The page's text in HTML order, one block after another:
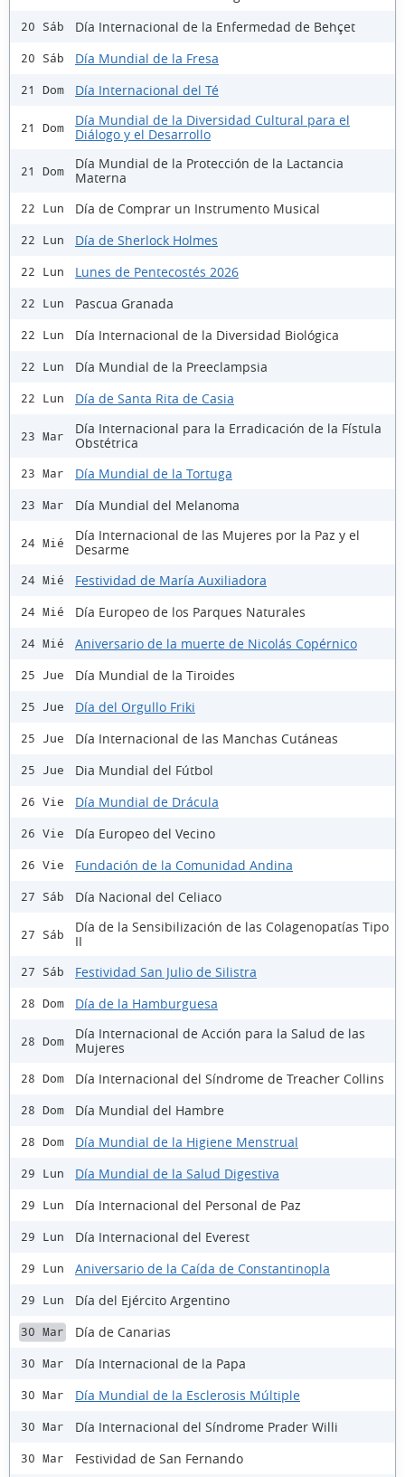
20 Sáb Día Internacional de la Enfermedad de Behçet
20 Sáb Día Mundial de la Fresa
21 Dom Día Internacional del Té
21 Dom
Día Mundial de la Diversidad Cultural para el
Diálogo y el Desarrollo
21 Dom
Día Mundial de la Protección de la Lactancia
Materna
22 Lun Día de Comprar un Instrumento Musical
22 Lun Día de Sherlock Holmes
22 Lun Lunes de Pentecostés 2026
22 Lun Pascua Granada
22 Lun Día Internacional de la Diversidad Biológica
22 Lun Día Mundial de la Preeclampsia
22 Lun Día de Santa Rita de Casia
23 Mar
Día Internacional para la Erradicación de la Fístula
Obstétrica
23 Mar Día Mundial de la Tortuga
23 Mar Día Mundial del Melanoma
24 Mié
Día Internacional de las Mujeres por la Paz y el
Desarme
24 Mié Festividad de María Auxiliadora
24 Mié Día Europeo de los Parques Naturales
24 Mié Aniversario de la muerte de Nicolás Copérnico
25 Jue Día Mundial de la Tiroides
25 Jue Día del Orgullo Friki
25 Jue Día Internacional de las Manchas Cutáneas
25 Jue Dia Mundial del Fútbol
26 Vie Día Mundial de Drácula
26 Vie Día Europeo del Vecino
26 Vie Fundación de la Comunidad Andina
27 Sáb Día Nacional del Celiaco
27 Sáb
Día de la Sensibilización de las Colagenopatías Tipo
II
27 Sáb Festividad San Julio de Silistra
28 Dom Día de la Hamburguesa
28 Dom
Día Internacional de Acción para la Salud de las
Mujeres
28 Dom Día Internacional del Síndrome de Treacher Collins
28 Dom Día Mundial del Hambre
28 Dom Día Mundial de la Higiene Menstrual
29 Lun Día Mundial de la Salud Digestiva
29 Lun Día Internacional del Personal de Paz
29 Lun Día Internacional del Everest
29 Lun Aniversario de la Caída de Constantinopla
29 Lun Día del Ejército Argentino
30 Mar Día de Canarias
30 Mar Día Internacional de la Papa
30 Mar Día Mundial de la Esclerosis Múltiple
30 Mar Día Internacional del Síndrome Prader Willi
30 Mar Festividad de San Fernando